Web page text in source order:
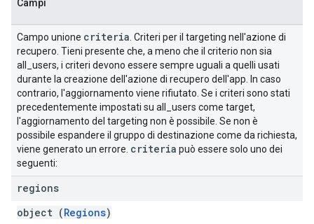
Campi
Campo unione criteria . Criteri per il targeting nell'azione di
recupero. Tieni presente che, a meno che il criterio non sia
all_users, i criteri devono essere sempre uguali a quelli usati
durante la creazione dell'azione di recupero dell'app. In caso
contrario, l'aggiornamento viene rifiutato. Se i criteri sono stati
precedentemente impostati su all_users come target,
l'aggiornamento del targeting non è possibile. Se non è
possibile espandere il gruppo di destinazione come da richiesta,
viene generato un errore. criteria può essere solo uno dei
seguenti:
regions
object (Regions)